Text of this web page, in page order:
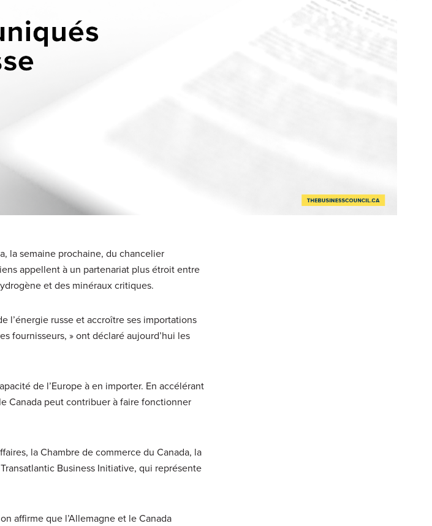
la semaine prochaine, du chancelier
appellent à un partenariat plus étroit entre
et des minéraux critiques.
l’énergie russe et accroître ses importations
fournisseurs, » ont déclaré aujourd’hui les
de l’Europe à en importer. En accélérant
Canada peut contribuer à faire fonctionner
la Chambre de commerce du Canada, la
Business Initiative, qui représente
affirme que l’Allemagne et le Canada